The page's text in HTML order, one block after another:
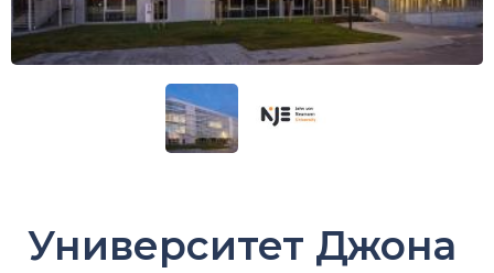
Университет Джона